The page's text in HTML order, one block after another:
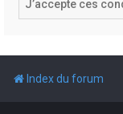
Index du forum